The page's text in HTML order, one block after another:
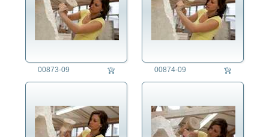
Marktfrau
Maschinenbauer/in
Maskenbildner/in
Maurer/in
Mechatroniker/in
Metzger/in
Müller/in
00873-09 00874-09